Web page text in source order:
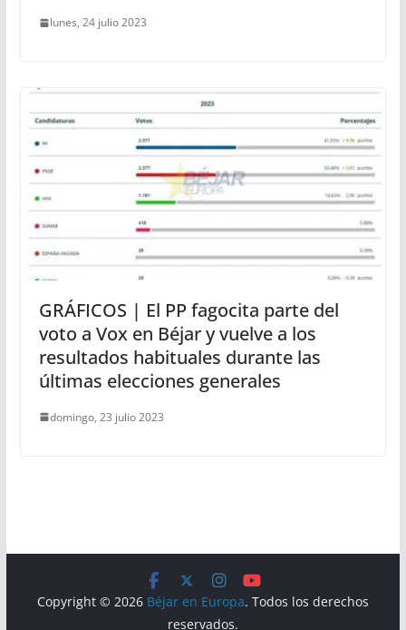
lunes, 24 julio 2023
GRÁFICOS | El PP fagocita parte del
voto a Vox en Béjar y vuelve a los
resultados habituales durante las
últimas elecciones generales
domingo, 23 julio 2023
Copyright © 2026 Béjar en Europa. Todos los derechos
reservados.